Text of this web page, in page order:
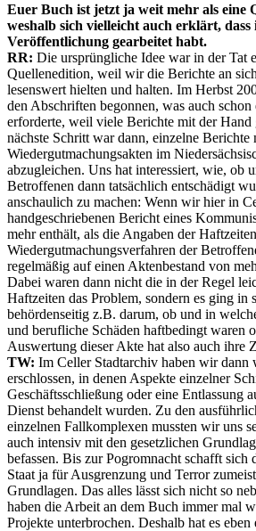
Euer Buch ist jetzt ja weit mehr als eine
weshalb sich vielleicht auch erklärt, dass
Veröffentlichung gearbeitet habt.
RR: Die ursprüngliche Idee war in der Tat
Quellenedition, weil wir die Berichte an
lesenswert hielten und halten. Im Herbst
den Abschriften begonnen, was auch
erforderte, weil viele Berichte mit der Hand
nächste Schritt war dann, einzelne Berichte
Wiedergutmachungsakten im
abzugleichen. Uns hat interessiert, wie, ob
Betroffenen dann tatsächlich entschädigt
anschaulich zu machen: Wenn wir hier in
handgeschriebenen Bericht eines
mehr enthält, als die Angaben der
Wiedergutmachungsverfahren der
regelmäßig auf einen Aktenbestand von
Dabei waren dann nicht die in der Regel
Haftzeiten das Problem, sondern es ging in
behördenseitig z.B. darum, ob und in
und berufliche Schäden haftbedingt waren
Auswertung dieser Akte hat also auch ihre
TW: Im Celler Stadtarchiv haben wir dann
erschlossen, in denen Aspekte einzelner
Geschäftsschließung oder eine Entlassung
Dienst behandelt wurden. Zu den
einzelnen Fallkomplexen mussten wir uns
auch intensiv mit den gesetzlichen
befassen. Bis zur Pogromnacht schafft sich
Staat ja für Ausgrenzung und Terror
Grundlagen. Das alles lässt sich nicht so
haben die Arbeit an dem Buch immer mal
Projekte unterbrochen. Deshalb hat es eben